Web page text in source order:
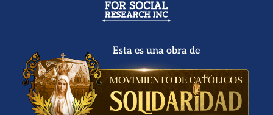
Esta es una obra de